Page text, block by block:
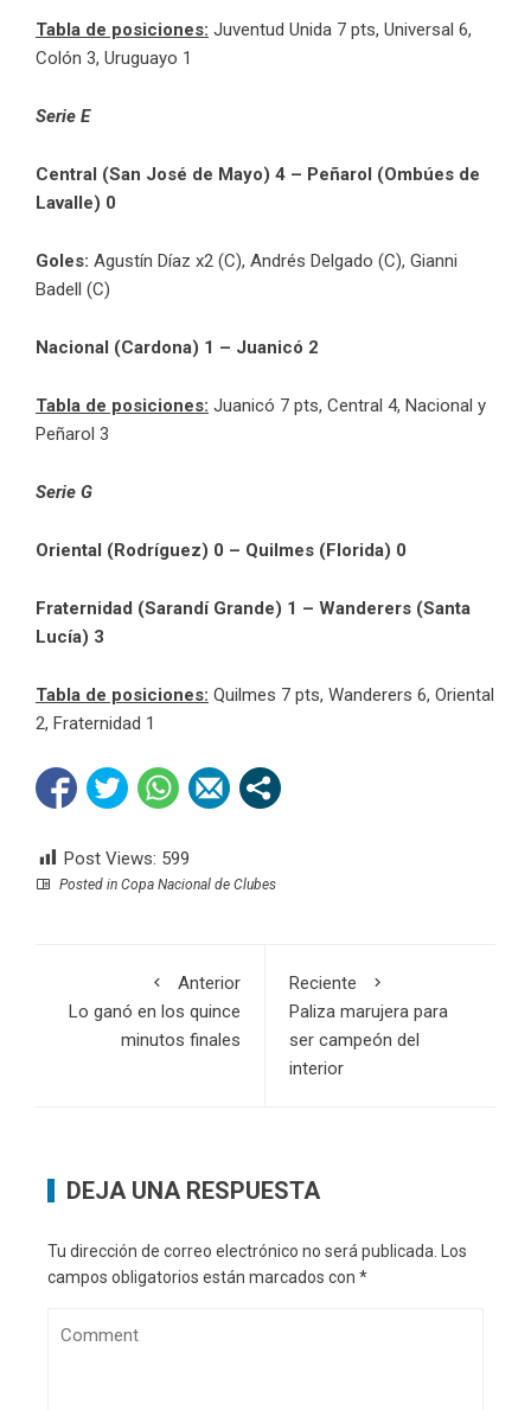
Tabla de posiciones: Juventud Unida 7 pts, Universal 6,
Colón 3, Uruguayo 1
Serie E
Central (San José de Mayo) 4 – Peñarol (Ombúes de
Lavalle) 0
Goles: Agustín Díaz x2 (C), Andrés Delgado (C), Gianni
Badell (C)
Nacional (Cardona) 1 – Juanicó 2
Tabla de posiciones: Juanicó 7 pts, Central 4, Nacional y
Peñarol 3
Serie G
Oriental (Rodríguez) 0 – Quilmes (Florida) 0
Fraternidad (Sarandí Grande) 1 – Wanderers (Santa
Lucía) 3
Tabla de posiciones: Quilmes 7 pts, Wanderers 6, Oriental
2, Fraternidad 1
Post Views: 599
Posted in Copa Nacional de Clubes
Anterior
Lo ganó en los quince
minutos finales
Reciente
Paliza marujera para
ser campeón del
interior
DEJA UNA RESPUESTA
Tu dirección de correo electrónico no será publicada.
Los
campos obligatorios están marcados con *